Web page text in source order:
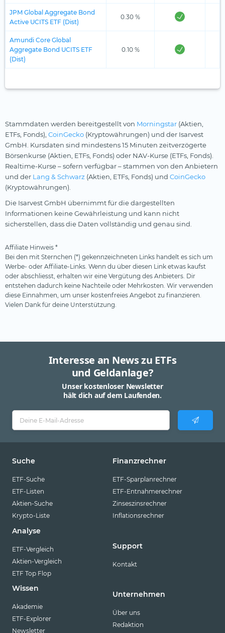
JPM Global Aggregate Bond
Active UCITS ETF (Dist)
0.30 %
Amundi Core Global
Aggregate Bond UCITS ETF
(Dist)
0.10 %
Stammdaten werden bereitgestellt von Morningstar (Aktien,
ETFs, Fonds), CoinGecko (Kryptowährungen) und der Isarvest
GmbH. Kursdaten sind mindestens 15 Minuten zeitverzögerte
Börsenkurse (Aktien, ETFs, Fonds) oder NAV-Kurse (ETFs, Fonds).
Realtime-Kurse – sofern verfügbar – stammen von den Anbietern
und der Lang & Schwarz (Aktien, ETFs, Fonds) und CoinGecko
(Kryptowährungen).
Die Isarvest GmbH übernimmt für die dargestellten
Informationen keine Gewährleistung und kann nicht
sicherstellen, dass die Daten vollständig und genau sind.
Affiliate Hinweis *
Bei den mit Sternchen (*) gekennzeichneten Links handelt es sich um
Werbe- oder Affiliate-Links. Wenn du über diesen Link etwas kaufst
oder abschliesst, erhalten wir eine Vergütung des Anbieters. Dir
entstehen dadurch keine Nachteile oder Mehrkosten. Wir verwenden
diese Einnahmen, um unser kostenfreies Angebot zu finanzieren.
Vielen Dank für deine Unterstützung.
Interesse an News zu ETFs
und Geldanlage?
Unser kostenloser Newsletter
hält dich auf dem Laufenden.
Suche
ETF-Suche
ETF-Listen
Aktien-Suche
Krypto-Liste
Analyse
ETF-Vergleich
Aktien-Vergleich
ETF Top Flop
Wissen
Akademie
ETF-Explorer
Newsletter
Finanzrechner
ETF-Sparplanrechner
ETF-Entnahmerechner
Zinseszinsrechner
Inflationsrechner
Support
Kontakt
Unternehmen
Über uns
Redaktion